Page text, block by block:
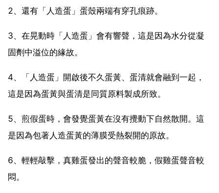
2、還有「人造蛋」蛋殼兩端有穿孔痕跡。
3、在晃動時「人造蛋」會有響聲，這是因為水分從凝
固劑中溢位的緣故。
4、「人造蛋」開啟後不久蛋黃、蛋清就會融到一起，
這是因為蛋黃與蛋清是同質原料製成所致。
5、煎假蛋時，會發覺蛋黃在沒有攪動下自然散開。這
是因為包著人造蛋黃的薄膜受熱裂開的原故。
6、輕輕敲擊，真雞蛋發出的聲音較脆，假雞蛋聲音較
悶。